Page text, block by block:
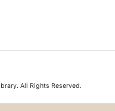
All Rights Reserved.